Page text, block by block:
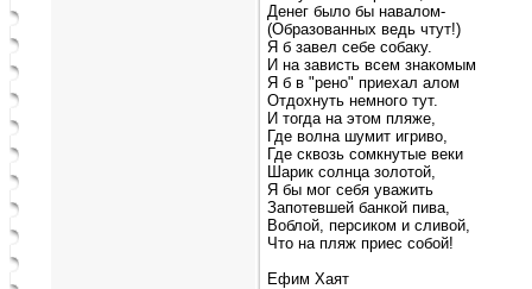
Денег было бы навалом-
(Образованных ведь чтут!)
Я б завел себе собаку.
И на зависть всем знакомым
Я б в "рено" приехал алом
Отдохнуть немного тут.
И тогда на этом пляже,
Где волна шумит игриво,
Где сквозь сомкнутые веки
Шарик солнца золотой,
Я бы мог себя уважить
Запотевшей банкой пива,
Воблой, персиком и сливой,
Что на пляж приес собой!
Ефим Хаят